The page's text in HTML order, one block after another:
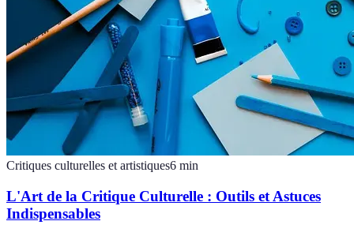
Critiques culturelles et artistiques6 min
L'Art de la Critique Culturelle : Outils et Astuces
Indispensables